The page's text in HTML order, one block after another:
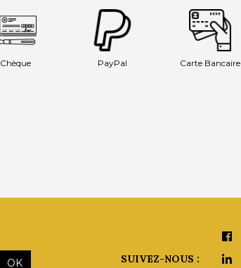
Chèque PayPal Carte Bancaire
OK SUIVEZ-NOUS :